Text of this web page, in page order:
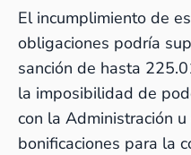
El incumplimiento de
obligaciones podría
sanción de hasta
la imposibilidad de
con la Administración
bonificaciones para la